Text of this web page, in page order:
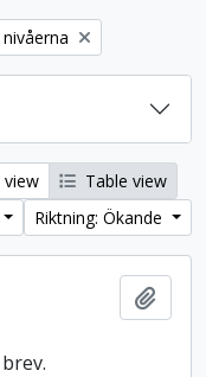
view
Table view
Riktning: Ökande